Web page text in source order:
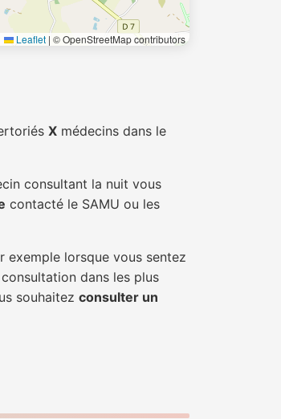
Leaflet | © OpenStreetMap contributors
X médecins dans le
consultant la nuit vous
contacté le SAMU ou les
exemple lorsque vous sentez
dans les plus
souhaitez consulter un